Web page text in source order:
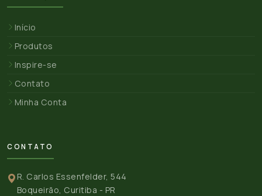
Início
Produtos
Inspire-se
Contato
Minha Conta
CONTATO
R. Carlos Essenfelder, 544
Boqueirão, Curitiba - PR